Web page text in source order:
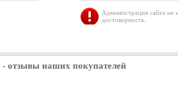
Администрация сайта не
достоверность.
- отзывы наших покупателей